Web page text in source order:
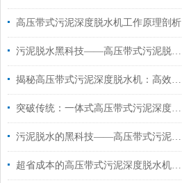
高压带式污泥深度脱水机工作原理剖析
污泥脱水黑科技——高压带式污泥脱水机
揭秘高压带式污泥深度脱水机：高效脱水的艺术与科学
突破传统：一体式高压带式污泥深度脱水机含水率一降到底60%
污泥脱水的黑科技——高压带式污泥深度脱水机
超省成本的高压带式污泥深度脱水机来喽！